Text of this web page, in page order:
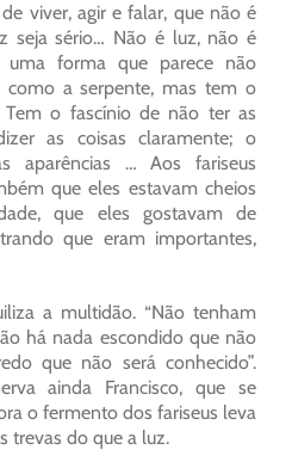
viver, agir e falar, que não é
seja sério… Não é luz, não é
uma forma que parece não
como a serpente, mas tem o
Tem o fascínio de não ter as
as coisas claramente; o
aparências … Aos fariseus
que eles estavam cheios
que eles gostavam de
que eram importantes,
a multidão. “Não tenham
há nada escondido que não
que não será conhecido”.
ainda Francisco, que se
o fermento dos fariseus leva
trevas do que a luz.